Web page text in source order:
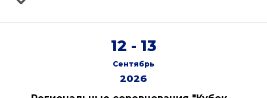
12 - 13
Сентябрь
2026